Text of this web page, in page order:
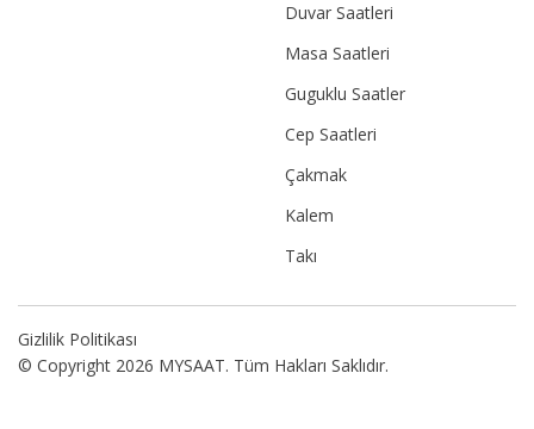
Duvar Saatleri
Masa Saatleri
Guguklu Saatler
Cep Saatleri
Çakmak
Kalem
Takı
Gizlilik Politikası
© Copyright 2026 MYSAAT. Tüm Hakları Saklıdır.